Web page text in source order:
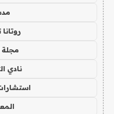
مجلة
نادي